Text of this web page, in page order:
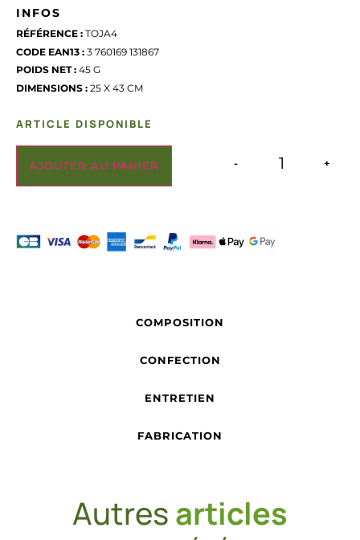
INFOS
RÉFÉRENCE : TOJA4
CODE EAN13 : 3 760169 131867
POIDS NET : 45 G
DIMENSIONS : 25 X 43 CM
ARTICLE DISPONIBLE
- +
AJOUTER AU PANIER
COMPOSITION
CONFECTION
ENTRETIEN
FABRICATION
Autresarticles